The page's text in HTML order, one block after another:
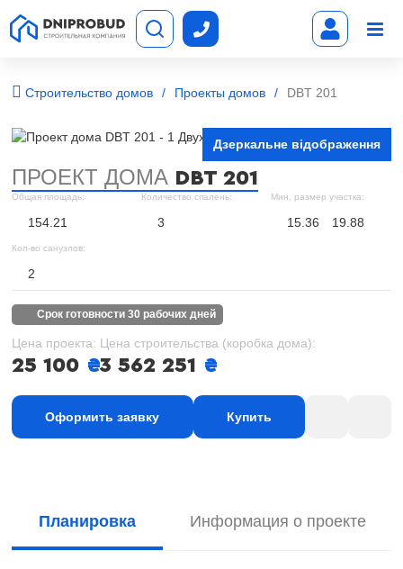
Строительство домов Проекты домов DBT 201
Дзеркальне відображення
ПРОЕКТ ДОМА DBT 201
Общая площадь:
154.21
Количество спалень:
3
Мин. размер участка:
15.36 19.88
Кол-во санузлов:
2
срок готовности 30 рабочих дней
Цена проекта:
25 100 ₴
Цена строительства (коробка дома):
3 562 251 ₴
Оформить заявку Купить
Планировка Информация о проекте